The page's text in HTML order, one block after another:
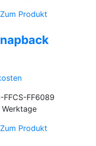
Zum Produkt
FF6089
Zum Produkt